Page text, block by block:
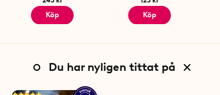
Köp Köp
Du har nyligen tittat på